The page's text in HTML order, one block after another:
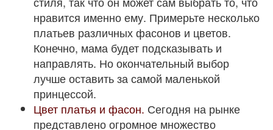
нравится именно ему. Примерьте несколько
платьев различных фасонов и цветов.
Конечно, мама будет подсказывать и
направлять. Но окончательный выбор
лучше оставить за самой маленькой
принцессой.
Цвет платья и фасон. Сегодня на рынке
представлено огромное множество